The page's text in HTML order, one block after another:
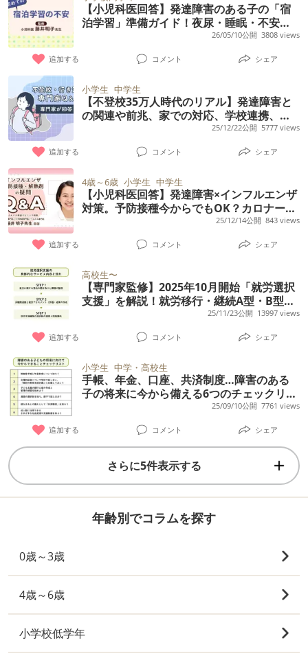
【小児科医回答】発達障害のある子の「宿
泊学習」準備ガイド！夜尿・睡眠・不安へ
の対策や学校連携など【保護者アンケート
26/05/10公開 3808 views
追加する コメント シェア
小学生 中学生
【不登校35万人時代のリアル】発達障害と
の関連や前兆、家での対応、学校連携、支
援などの疑問【精神科医解説】25/12/22公開 5777 views
追加する コメント シェア
4歳～6歳 小学生 中学生
【小児科医回答】発達障害×インフルエンザ
対策。予防接種今からでもOK？カロナール
は安全？熱せん妄・熱性痙攣などの疑問も
25/12/14公開 843 views
追加する コメント シェア
高校生〜
【専門家監修】2025年10月開始「就労選択
支援」を解説！就労移行・継続A型・B型と
の違い、利用対象者や手続きをくわしく
25/11/23公開 13997 views
追加する コメント シェア
小学生 中学・高校生
手帳、年金、口座、共済制度…障害のある
子の将来に今から備える6つのチェックリス
25/09/10公開 7761 views
追加する コメント シェア
さらに5件表示する
年齢別でコラムを探す
0歳～3歳
4歳～6歳
小学校低学年